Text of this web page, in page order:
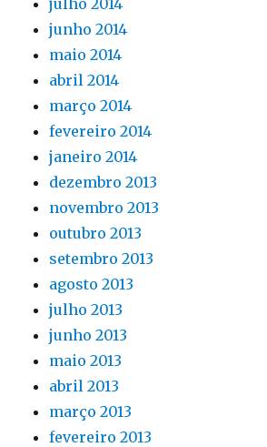
julho 2014
junho 2014
maio 2014
abril 2014
março 2014
fevereiro 2014
janeiro 2014
dezembro 2013
novembro 2013
outubro 2013
setembro 2013
agosto 2013
julho 2013
junho 2013
maio 2013
abril 2013
março 2013
fevereiro 2013